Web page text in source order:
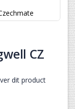
CZ
dit product